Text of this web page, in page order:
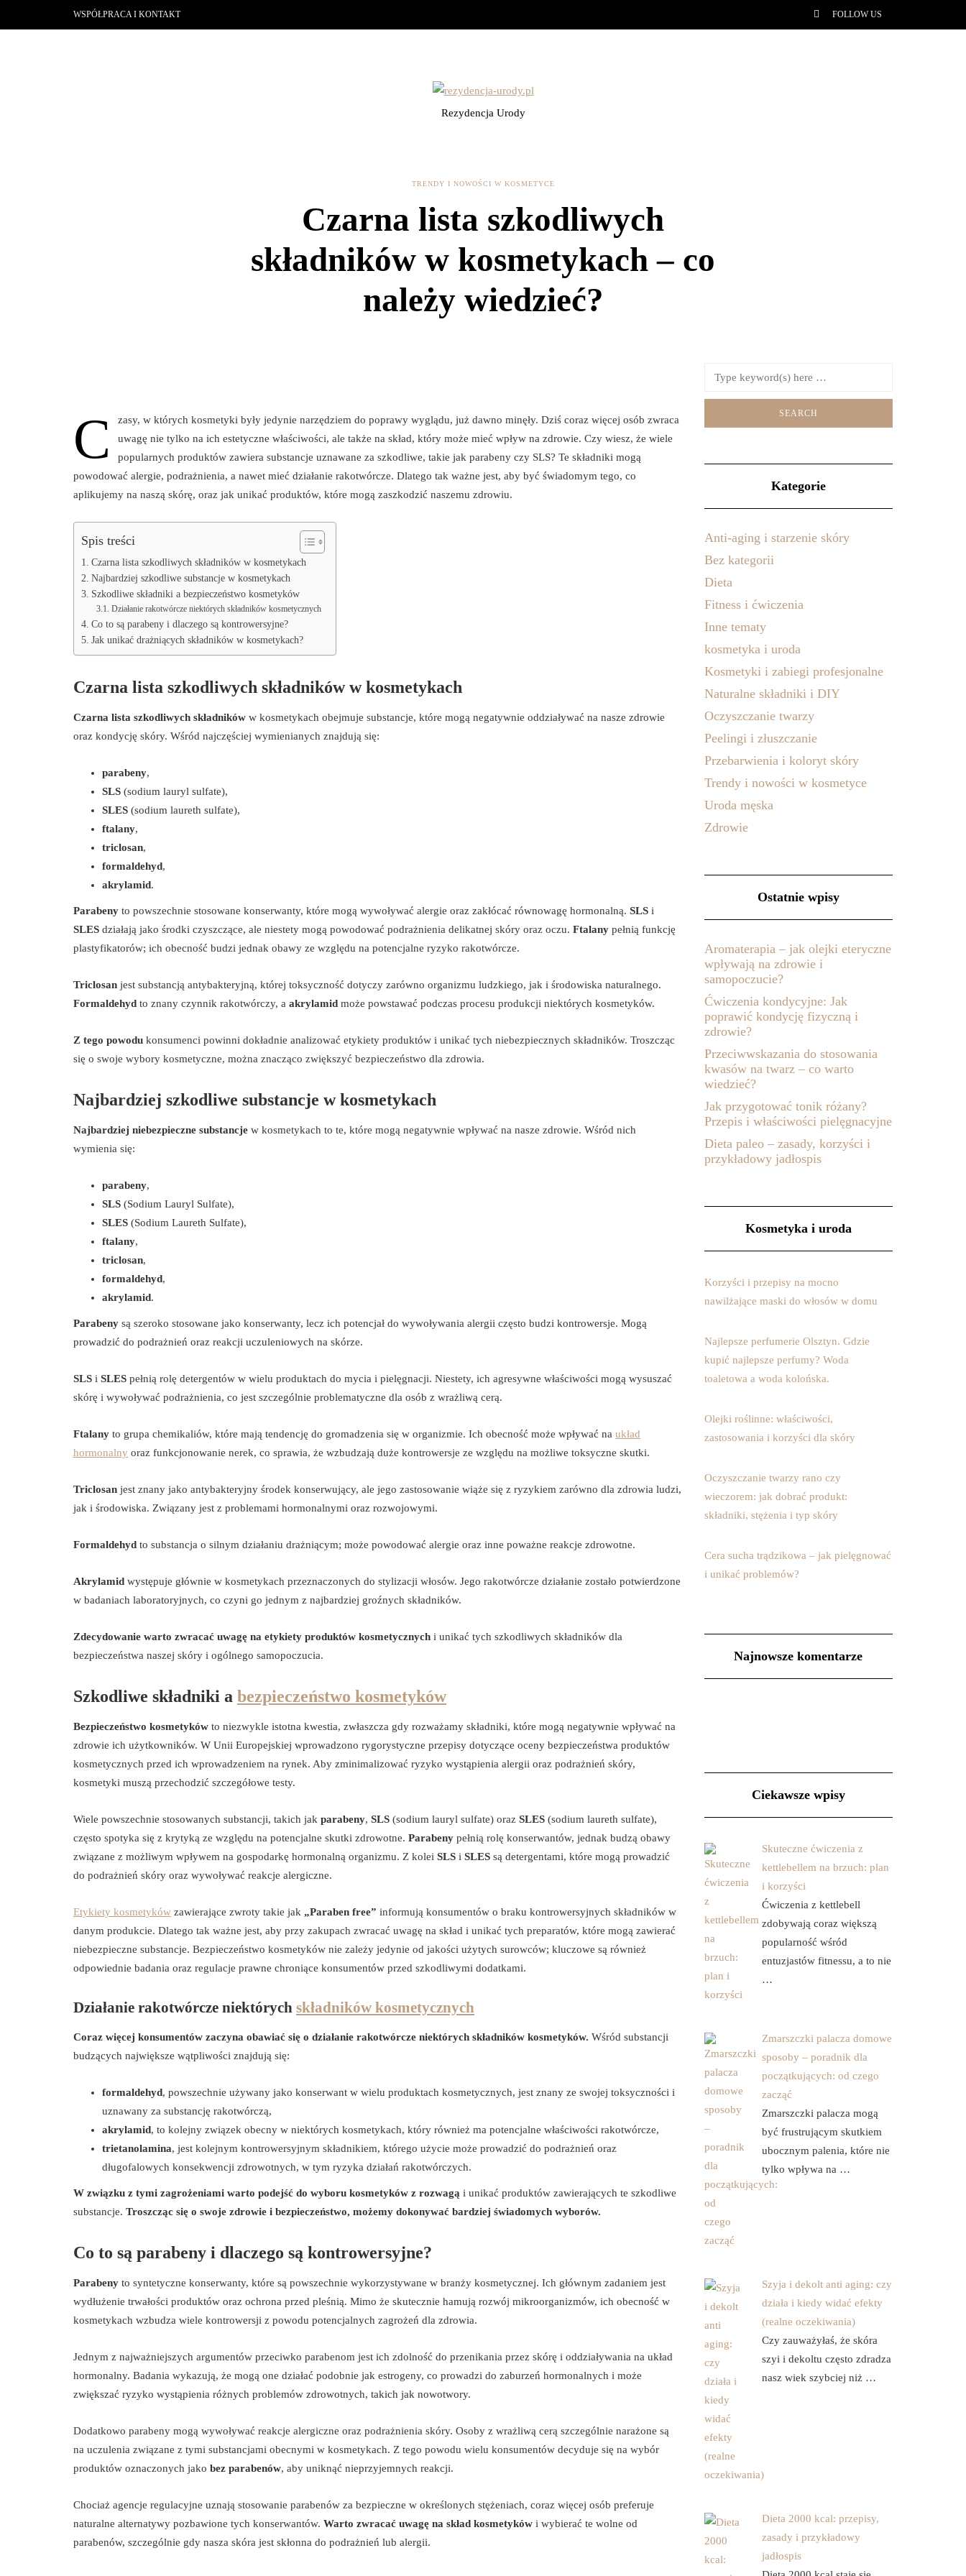
WSPÓŁPRACA I KONTAKT FOLLOW US
Rezydencja Urody
TRENDY I NOWOŚCI W KOSMETYCE
Czarna lista szkodliwych
składników w kosmetykach – co
należy wiedzieć?
C
zasy, w których kosmetyki były jedynie narzędziem do poprawy wyglądu, już dawno minęły. Dziś coraz więcej osób zwraca
uwagę nie tylko na ich estetyczne właściwości, ale także na skład, który może mieć wpływ na zdrowie. Czy wiesz, że wiele
popularnych produktów zawiera substancje uznawane za szkodliwe, takie jak parabeny czy SLS? Te składniki mogą
powodować alergie, podrażnienia, a nawet mieć działanie rakotwórcze. Dlatego tak ważne jest, aby być świadomym tego, co
aplikujemy na naszą skórę, oraz jak unikać produktów, które mogą zaszkodzić naszemu zdrowiu.
Spis treści
Czarna lista szkodliwych składników w kosmetykach
Najbardziej szkodliwe substancje w kosmetykach
Szkodliwe składniki a bezpieczeństwo kosmetyków
Działanie rakotwórcze niektórych składników kosmetycznych
Co to są parabeny i dlaczego są kontrowersyjne?
Jak unikać drażniących składników w kosmetykach?
Czarna lista szkodliwych składników w kosmetykach
Czarna lista szkodliwych składników w kosmetykach obejmuje substancje, które mogą negatywnie oddziaływać na nasze zdrowie
oraz kondycję skóry. Wśród najczęściej wymienianych znajdują się:
parabeny,
SLS (sodium lauryl sulfate),
SLES (sodium laureth sulfate),
ftalany,
triclosan,
formaldehyd,
akrylamid.
Parabeny to powszechnie stosowane konserwanty, które mogą wywoływać alergie oraz zakłócać równowagę hormonalną. SLS i
SLES działają jako środki czyszczące, ale niestety mogą powodować podrażnienia delikatnej skóry oraz oczu. Ftalany pełnią funkcję
plastyfikatorów; ich obecność budzi jednak obawy ze względu na potencjalne ryzyko rakotwórcze.
Triclosan jest substancją antybakteryjną, której toksyczność dotyczy zarówno organizmu ludzkiego, jak i środowiska naturalnego.
Formaldehyd to znany czynnik rakotwórczy, a akrylamid może powstawać podczas procesu produkcji niektórych kosmetyków.
Z tego powodu konsumenci powinni dokładnie analizować etykiety produktów i unikać tych niebezpiecznych składników. Troszcząc
się o swoje wybory kosmetyczne, można znacząco zwiększyć bezpieczeństwo dla zdrowia.
Najbardziej szkodliwe substancje w kosmetykach
Najbardziej niebezpieczne substancje w kosmetykach to te, które mogą negatywnie wpływać na nasze zdrowie. Wśród nich
wymienia się:
parabeny,
SLS (Sodium Lauryl Sulfate),
SLES (Sodium Laureth Sulfate),
ftalany,
triclosan,
formaldehyd,
akrylamid.
Parabeny są szeroko stosowane jako konserwanty, lecz ich potencjał do wywoływania alergii często budzi kontrowersje. Mogą
prowadzić do podrażnień oraz reakcji uczuleniowych na skórze.
SLS i SLES pełnią rolę detergentów w wielu produktach do mycia i pielęgnacji. Niestety, ich agresywne właściwości mogą wysuszać
skórę i wywoływać podrażnienia, co jest szczególnie problematyczne dla osób z wrażliwą cerą.
Ftalany to grupa chemikaliów, które mają tendencję do gromadzenia się w organizmie. Ich obecność może wpływać na układ
hormonalny oraz funkcjonowanie nerek, co sprawia, że wzbudzają duże kontrowersje ze względu na możliwe toksyczne skutki.
Triclosan jest znany jako antybakteryjny środek konserwujący, ale jego zastosowanie wiąże się z ryzykiem zarówno dla zdrowia ludzi,
jak i środowiska. Związany jest z problemami hormonalnymi oraz rozwojowymi.
Formaldehyd to substancja o silnym działaniu drażniącym; może powodować alergie oraz inne poważne reakcje zdrowotne.
Akrylamid występuje głównie w kosmetykach przeznaczonych do stylizacji włosów. Jego rakotwórcze działanie zostało potwierdzone
w badaniach laboratoryjnych, co czyni go jednym z najbardziej groźnych składników.
Zdecydowanie warto zwracać uwagę na etykiety produktów kosmetycznych i unikać tych szkodliwych składników dla
bezpieczeństwa naszej skóry i ogólnego samopoczucia.
Szkodliwe składniki a bezpieczeństwo kosmetyków
Bezpieczeństwo kosmetyków to niezwykle istotna kwestia, zwłaszcza gdy rozważamy składniki, które mogą negatywnie wpływać na
zdrowie ich użytkowników. W Unii Europejskiej wprowadzono rygorystyczne przepisy dotyczące oceny bezpieczeństwa produktów
kosmetycznych przed ich wprowadzeniem na rynek. Aby zminimalizować ryzyko wystąpienia alergii oraz podrażnień skóry,
kosmetyki muszą przechodzić szczegółowe testy.
Wiele powszechnie stosowanych substancji, takich jak parabeny, SLS (sodium lauryl sulfate) oraz SLES (sodium laureth sulfate),
często spotyka się z krytyką ze względu na potencjalne skutki zdrowotne. Parabeny pełnią rolę konserwantów, jednak budzą obawy
związane z możliwym wpływem na gospodarkę hormonalną organizmu. Z kolei SLS i SLES są detergentami, które mogą prowadzić
do podrażnień skóry oraz wywoływać reakcje alergiczne.
Etykiety kosmetyków zawierające zwroty takie jak „Paraben free” informują konsumentów o braku kontrowersyjnych składników w
danym produkcie. Dlatego tak ważne jest, aby przy zakupach zwracać uwagę na skład i unikać tych preparatów, które mogą zawierać
niebezpieczne substancje. Bezpieczeństwo kosmetyków nie zależy jedynie od jakości użytych surowców; kluczowe są również
odpowiednie badania oraz regulacje prawne chroniące konsumentów przed szkodliwymi dodatkami.
Działanie rakotwórcze niektórych składników kosmetycznych
Coraz więcej konsumentów zaczyna obawiać się o działanie rakotwórcze niektórych składników kosmetyków. Wśród substancji
budzących największe wątpliwości znajdują się:
formaldehyd, powszechnie używany jako konserwant w wielu produktach kosmetycznych, jest znany ze swojej toksyczności i
uznawany za substancję rakotwórczą,
akrylamid, to kolejny związek obecny w niektórych kosmetykach, który również ma potencjalne właściwości rakotwórcze,
trietanolamina, jest kolejnym kontrowersyjnym składnikiem, którego użycie może prowadzić do podrażnień oraz
długofalowych konsekwencji zdrowotnych, w tym ryzyka działań rakotwórczych.
W związku z tymi zagrożeniami warto podejść do wyboru kosmetyków z rozwagą i unikać produktów zawierających te szkodliwe
substancje. Troszcząc się o swoje zdrowie i bezpieczeństwo, możemy dokonywać bardziej świadomych wyborów.
Co to są parabeny i dlaczego są kontrowersyjne?
Parabeny to syntetyczne konserwanty, które są powszechnie wykorzystywane w branży kosmetycznej. Ich głównym zadaniem jest
wydłużenie trwałości produktów oraz ochrona przed pleśnią. Mimo że skutecznie hamują rozwój mikroorganizmów, ich obecność w
kosmetykach wzbudza wiele kontrowersji z powodu potencjalnych zagrożeń dla zdrowia.
Jednym z najważniejszych argumentów przeciwko parabenom jest ich zdolność do przenikania przez skórę i oddziaływania na układ
hormonalny. Badania wykazują, że mogą one działać podobnie jak estrogeny, co prowadzi do zaburzeń hormonalnych i może
zwiększać ryzyko wystąpienia różnych problemów zdrowotnych, takich jak nowotwory.
Dodatkowo parabeny mogą wywoływać reakcje alergiczne oraz podrażnienia skóry. Osoby z wrażliwą cerą szczególnie narażone są
na uczulenia związane z tymi substancjami obecnymi w kosmetykach. Z tego powodu wielu konsumentów decyduje się na wybór
produktów oznaczonych jako bez parabenów, aby uniknąć nieprzyjemnych reakcji.
Chociaż agencje regulacyjne uznają stosowanie parabenów za bezpieczne w określonych stężeniach, coraz więcej osób preferuje
naturalne alternatywy pozbawione tych konserwantów. Warto zwracać uwagę na skład kosmetyków i wybierać te wolne od
parabenów, szczególnie gdy nasza skóra jest skłonna do podrażnień lub alergii.
Kategorie
Anti-aging i starzenie skóry
Bez kategorii
Dieta
Fitness i ćwiczenia
Inne tematy
kosmetyka i uroda
Kosmetyki i zabiegi profesjonalne
Naturalne składniki i DIY
Oczyszczanie twarzy
Peelingi i złuszczanie
Przebarwienia i koloryt skóry
Trendy i nowości w kosmetyce
Uroda męska
Zdrowie
Ostatnie wpisy
Aromaterapia – jak olejki eteryczne
wpływają na zdrowie i
samopoczucie?
Ćwiczenia kondycyjne: Jak
poprawić kondycję fizyczną i
zdrowie?
Przeciwwskazania do stosowania
kwasów na twarz – co warto
wiedzieć?
Jak przygotować tonik różany?
Przepis i właściwości pielęgnacyjne
Dieta paleo – zasady, korzyści i
przykładowy jadłospis
Kosmetyka i uroda
Korzyści i przepisy na mocno
nawilżające maski do włosów w domu
Najlepsze perfumerie Olsztyn. Gdzie
kupić najlepsze perfumy? Woda
toaletowa a woda kolońska.
Olejki roślinne: właściwości,
zastosowania i korzyści dla skóry
Oczyszczanie twarzy rano czy
wieczorem: jak dobrać produkt:
składniki, stężenia i typ skóry
Cera sucha trądzikowa – jak pielęgnować
i unikać problemów?
Najnowsze komentarze
Ciekawsze wpisy
Skuteczne ćwiczenia z
kettlebellem na brzuch: plan
i korzyści
Ćwiczenia z kettlebell
zdobywają coraz większą
popularność wśród
entuzjastów fitnessu, a to nie
…
Zmarszczki palacza domowe
sposoby – poradnik dla
początkujących: od czego
zacząć
Zmarszczki palacza mogą
być frustrującym skutkiem
ubocznym palenia, które nie
tylko wpływa na …
Szyja i dekolt anti aging: czy
działa i kiedy widać efekty
(realne oczekiwania)
Czy zauważyłaś, że skóra
szyi i dekoltu często zdradza
nasz wiek szybciej niż …
Dieta 2000 kcal: przepisy,
zasady i przykładowy
jadłospis